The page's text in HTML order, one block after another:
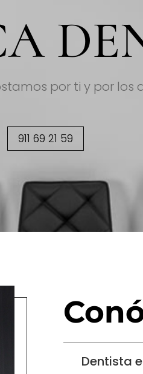
por ti y por los
911 69 21 59
Dentista